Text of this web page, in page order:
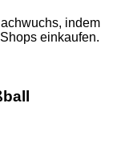
indem
einkaufen.